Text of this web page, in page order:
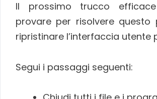
Il prossimo trucco
provare per risolvere questo
ripristinare l’interfaccia utente
Segui i passaggi seguenti: